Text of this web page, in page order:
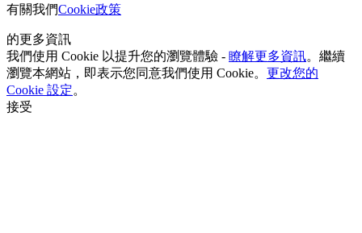
有關我們Cookie政策
的更多資訊
我們使用 Cookie 以提升您的瀏覽體驗 - 瞭解更多資訊。繼續
瀏覽本網站，即表示您同意我們使用 Cookie。 更改您的
Cookie 設定。
接受